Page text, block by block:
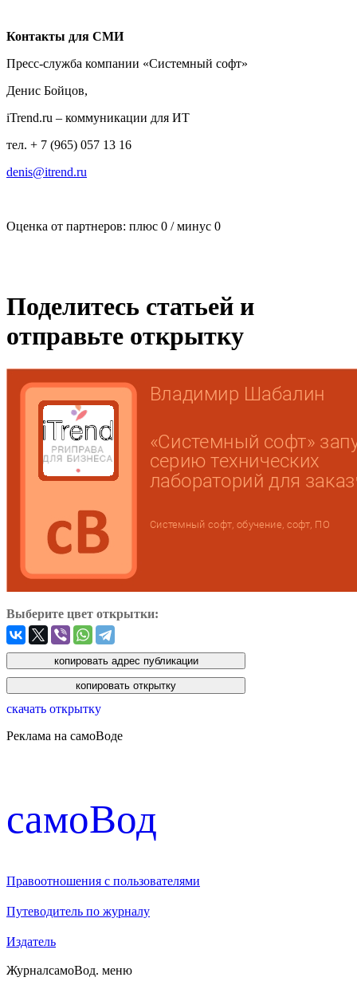
Контакты для СМИ
Пресс-служба компании «Системный софт»
Денис Бойцов,
iTrend.ru – коммуникации для ИТ
тел. + 7 (965) 057 13 16
denis@itrend.ru
Оценка от партнеров: плюс 0 / минус 0
Поделитесь статьей и
отправьте открытку
Выберите цвет открытки:
скачать открытку
Реклама на самоВоде
cамоВод
Правоотношения с пользователями
Путеводитель по журналу
Издатель
ЖурналсамоВод. меню